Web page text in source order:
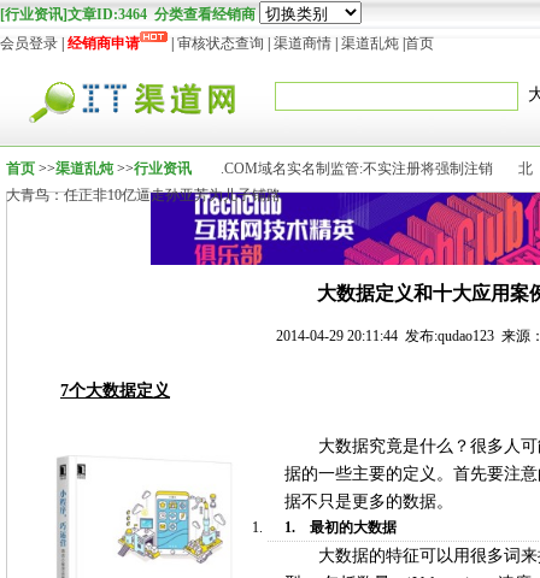
[行业资讯]文章ID:3464 分类查看经销商
会员登录 经销商申请 审核状态查询 渠道商情 渠道乱炖 首页
首页 >>渠道乱炖>>行业资讯 .COM域名实名制监管:不实注册将强制注销
北
大青鸟：任正非10亿逼走孙亚芳为儿子铺路
大数据定义和十大应用案
2014-04-29 20:11:44 发布:qudao123 来源
7个大数据定义
大数据究竟是什么？很多人
据的一些主要的定义。首先要注
据不只是更多的数据。
1. 最初的大数据
大数据的特征可以用很多词来